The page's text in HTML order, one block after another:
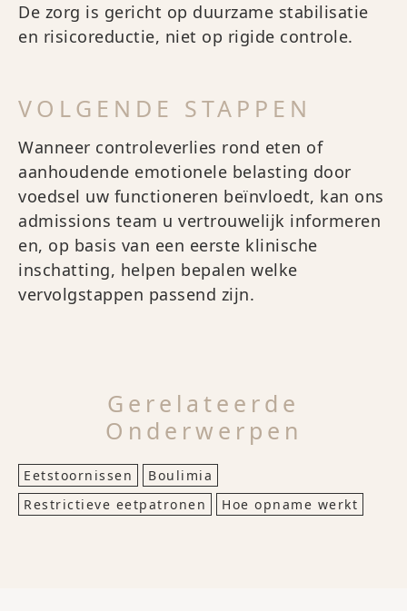
De zorg is gericht op duurzame stabilisatie
en risicoreductie, niet op rigide controle.
VOLGENDE STAPPEN
Wanneer controleverlies rond eten of
aanhoudende emotionele belasting door
voedsel uw functioneren beïnvloedt, kan ons
admissions team u vertrouwelijk informeren
en, op basis van een eerste klinische
inschatting, helpen bepalen welke
vervolgstappen passend zijn.
Gerelateerde
Onderwerpen
Eetstoornissen
Boulimia
Restrictieve eetpatronen
Hoe opname werkt